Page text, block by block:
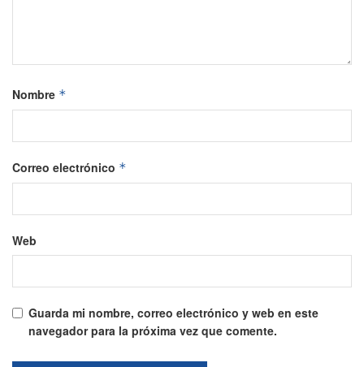
Nombre *
Correo electrónico *
Web
Guarda mi nombre, correo electrónico y web en este
navegador para la próxima vez que comente.